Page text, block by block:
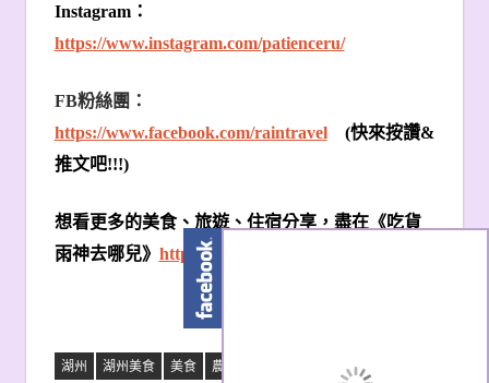
Instagram：
https://www.instagram.com/patienceru/
FB粉絲團：
https://www.facebook.com/raintravel
(快來按讚&
推文吧!!!)
想看更多的美食、旅遊、住宿分享，盡在《吃貨
雨神去哪兒》 http://patienceru.com
湖州 湖州美食 美食 農家菜